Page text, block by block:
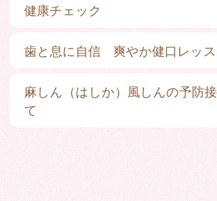
健康チェック
歯と息に自信 爽やか健口レッ
麻しん（はしか）風しんの予防
て